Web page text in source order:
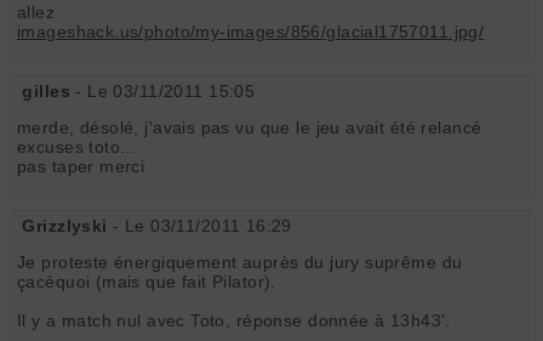
allez
imageshack.us/photo/my-images/856/glacial1757011.jpg/
gilles - Le 03/11/2011 15:05
merde, désolé, j'avais pas vu que le jeu avait été relancé
excuses toto...
pas taper merci
Grizzlyski - Le 03/11/2011 16:29
Je proteste énergiquement auprès du jury suprême du
çacéquoi (mais que fait Pilator).
Il y a match nul avec Toto, réponse donnée à 13h43'.